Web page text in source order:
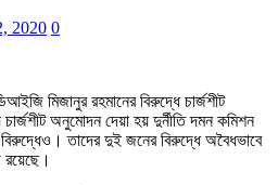
2020 0
মিজানুর রহমানের বিরুদ্ধে চার্জশীট
অনুমোদন দেয়া হয় দুর্নীতি দমন কমিশন
তাদের দুই জনের বিরুদ্ধে অবৈধভাবে